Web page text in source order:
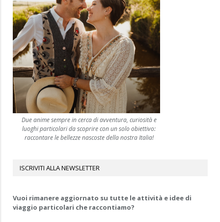
Due anime sempre in cerca di avventura, curiosità e
luoghi particolari da scoprire con un solo obiettivo:
raccontare le bellezze nascoste della nostra Italia!
ISCRIVITI ALLA NEWSLETTER
Vuoi rimanere aggiornato su tutte le attività e idee di
viaggio particolari che raccontiamo?